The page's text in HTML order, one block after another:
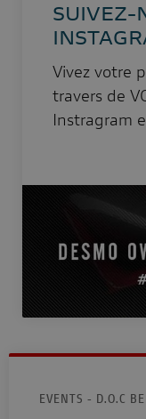
SUIVEZ-
Vivez votre
travers de
Instragram
EVENTS - D.O.C